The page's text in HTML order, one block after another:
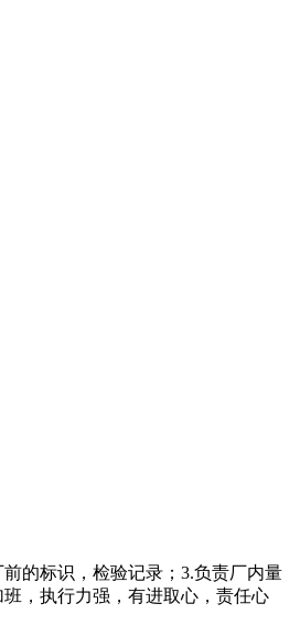
的标识，检验记录；3.负责厂内量
，执行力强，有进取心，责任心